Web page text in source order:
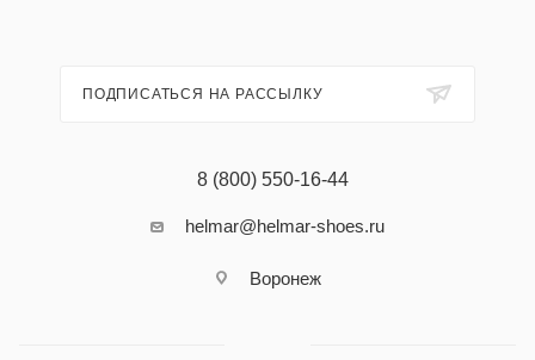
ПОДПИСАТЬСЯ НА РАССЫЛКУ
8 (800) 550-16-44
helmar@helmar-shoes.ru
Воронеж